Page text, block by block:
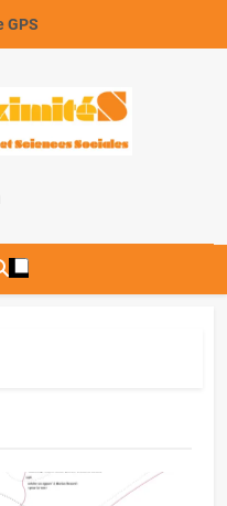
GPS